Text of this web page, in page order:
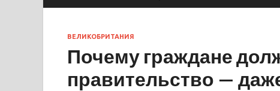
ВЕЛИКОБРИТАНИЯ
Почему граждане
правительство —